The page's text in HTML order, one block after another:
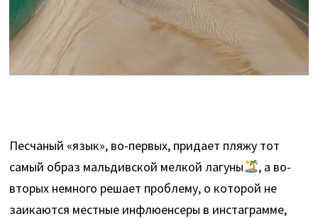
Песчаный «язык», во-первых, придает пляжу тот
самый образ мальдивской мелкой лагуны
, а во-
вторых немного решает проблему, о которой не
заикаются местные инфлюенсеры в инстаграмме,